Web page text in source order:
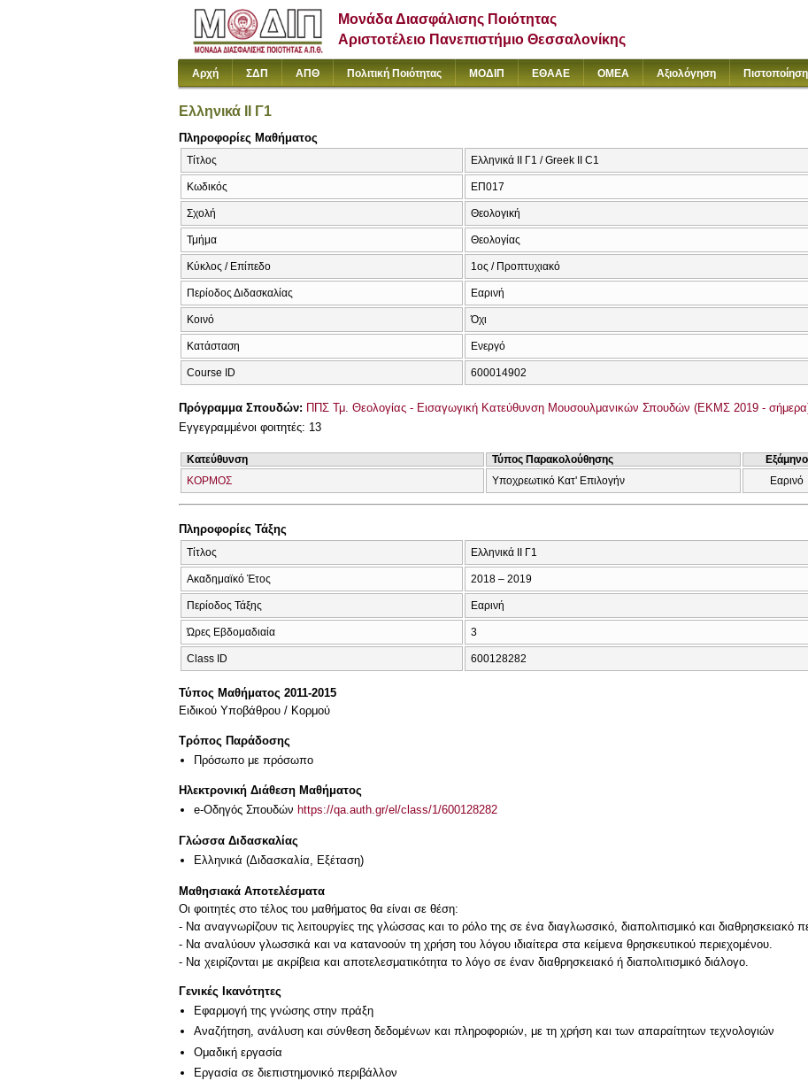
Μονάδα Διασφάλισης Ποιότητας
Αριστοτέλειο Πανεπιστήμιο Θεσσαλονίκης
Αρχή ΣΔΠ ΑΠΘ Πολιτική Ποιότητας ΜΟΔΙΠ ΕΘΑΑΕ ΟΜΕΑ Αξιολόγηση Πιστοποίηση
Ελληνικά ΙΙ Γ1
Πληροφορίες Μαθήματος
Τίτλος Ελληνικά ΙΙ Γ1 / Greek II C1
Κωδικός ΕΠ017
Σχολή Θεολογική
Τμήμα Θεολογίας
Κύκλος / Επίπεδο 1ος / Προπτυχιακό
Περίοδος Διδασκαλίας Εαρινή
Κοινό Όχι
Κατάσταση Ενεργό
Course ID 600014902
Πρόγραμμα Σπουδών: ΠΠΣ Τμ. Θεολογίας - Εισαγωγική Κατεύθυνση Μουσουλμανικών Σπουδών (ΕΚΜΣ 2019 -
Εγγεγραμμένοι φοιτητές: 13
Κατεύθυνση Τύπος Παρακολούθησης Εξάμηνο
ΚΟΡΜΟΣ
Υποχρεωτικό Κατ' Επιλογήν Εαρινό
Πληροφορίες Τάξης
Τίτλος Ελληνικά ΙΙ Γ1
Ακαδημαϊκό Έτος 2018 – 2019
Περίοδος Τάξης Εαρινή
Ώρες Εβδομαδιαία 3
Class ID 600128282
Τύπος Μαθήματος 2011-2015
Ειδικού Υποβάθρου / Κορμού
Τρόπος Παράδοσης
Πρόσωπο με πρόσωπο
Ηλεκτρονική Διάθεση Μαθήματος
e-Οδηγός Σπουδών https://qa.auth.gr/el/class/1/600128282
Γλώσσα Διδασκαλίας
Ελληνικά (Διδασκαλία, Εξέταση)
Μαθησιακά Αποτελέσματα
Οι φοιτητές στο τέλος του μαθήματος θα είναι σε θέση:
- Να αναγνωρίζουν τις λειτουργίες της γλώσσας και το ρόλο της σε ένα διαγλωσσικό, διαπολιτισμικό και διαθρησκειακό
- Να αναλύουν γλωσσικά και να κατανοούν τη χρήση του λόγου ιδιαίτερα στα κείμενα θρησκευτικού περιεχομένου.
Γενικές Ικανότητες
Εφαρμογή της γνώσης στην πράξη
Αναζήτηση, ανάλυση και σύνθεση δεδομένων και πληροφοριών, με τη χρήση και των απαραίτητων τεχνολογιών
Ομαδική εργασία
Εργασία σε διεπιστημονικό περιβάλλον